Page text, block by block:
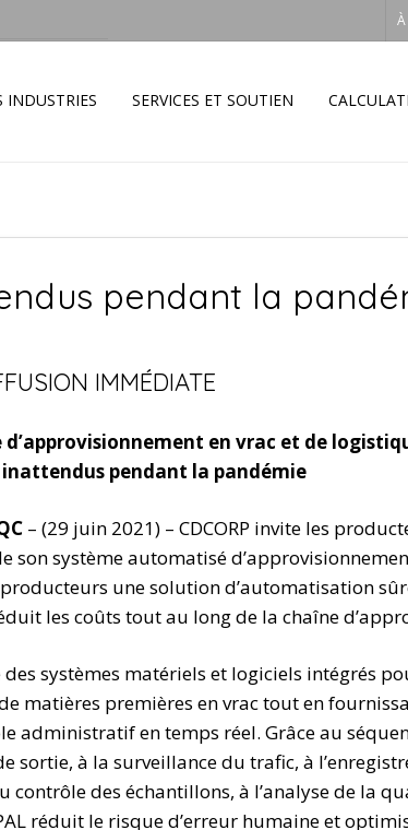
INDUSTRIES SERVICES ET SOUTIEN
pendant la
IMMÉDIATE
d’approvisionnement en vrac et de
pendant la pandémie
– (29 juin 2021) – CDCORP invite les
son système automatisé
une solution d’automatisation
les coûts tout au long de la chaîne
des systèmes matériels et logiciels intégrés
matières premières en vrac tout en
administratif en temps réel. Grâce au
sortie, à la surveillance du trafic, à
contrôle des échantillons, à l’analyse de la
réduit le risque d’erreur humaine et